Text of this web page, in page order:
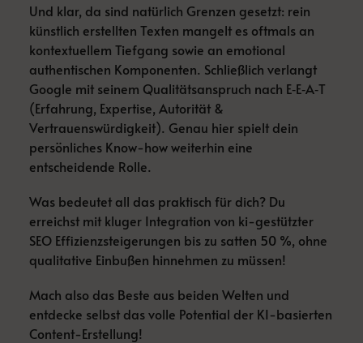
Und klar, da sind natürlich Grenzen gesetzt: rein
künstlich erstellten Texten mangelt es oftmals an
kontextuellem Tiefgang sowie an emotional
authentischen Komponenten. Schließlich verlangt
Google mit seinem Qualitätsanspruch nach E‑E‑A‑T
(Erfahrung, Expertise, Autorität &
Vertrauenswürdigkeit). Genau hier spielt dein
persönliches Know-how weiterhin eine
entscheidende Rolle.
Was bedeutet all das praktisch für dich? Du
erreichst mit kluger Integration von ki-gestützter
SEO Effizienzsteigerungen bis zu satten 50 %, ohne
qualitative Einbußen hinnehmen zu müssen!
Mach also das Beste aus beiden Welten und
entdecke selbst das volle Potential der KI-basierten
Content-Erstellung!